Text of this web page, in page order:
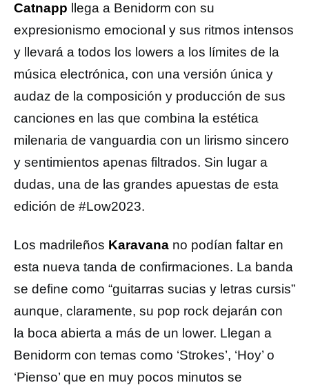
Catnapp llega a Benidorm con su
expresionismo emocional y sus ritmos intensos
y llevará a todos los lowers a los límites de la
música electrónica, con una versión única y
audaz de la composición y producción de sus
canciones en las que combina la estética
milenaria de vanguardia con un lirismo sincero
y sentimientos apenas filtrados. Sin lugar a
dudas, una de las grandes apuestas de esta
edición de #Low2023.
Los madrileños Karavana no podían faltar en
esta nueva tanda de confirmaciones. La banda
se define como “guitarras sucias y letras cursis”
aunque, claramente, su pop rock dejarán con
la boca abierta a más de un lower. Llegan a
Benidorm con temas como ‘Strokes’, ‘Hoy’ o
‘Pienso’ que en muy pocos minutos se